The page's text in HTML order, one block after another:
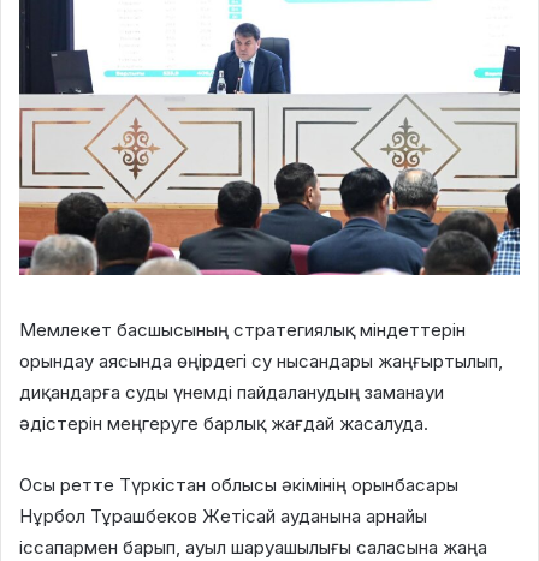
Мемлекет басшысының стратегиялық міндеттерін
орындау аясында өңірдегі су нысандары жаңғыртылып,
диқандарға суды үнемді пайдаланудың заманауи
әдістерін меңгеруге барлық жағдай жасалуда.
Осы ретте Түркістан облысы әкімінің орынбасары
Нұрбол Тұрашбеков Жетісай ауданына арнайы
іссапармен барып, ауыл шаруашылығы саласына жаңа